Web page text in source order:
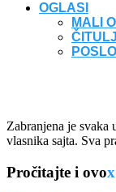
OGLASI
MALI
Zabranjena je svaka
vlasnika sajta. Sva
Pročitajte i ovox